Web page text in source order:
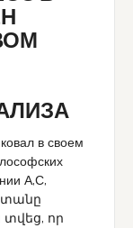
в своем
А,С,
որ